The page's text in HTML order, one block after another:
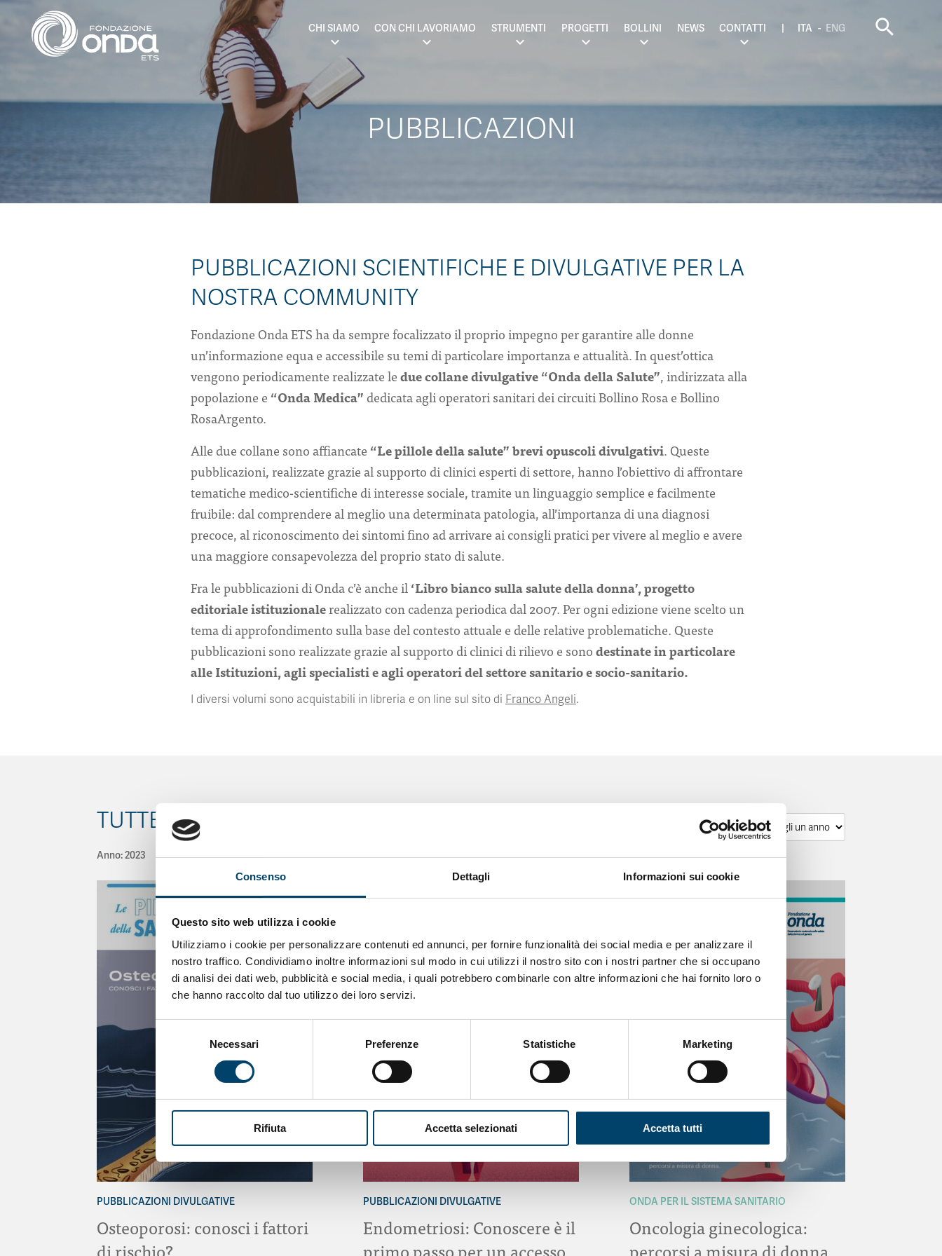
Consenso Dettagli Informazioni sui cookie
Questo sito web utilizza i cookie
Utilizziamo i cookie per personalizzare contenuti ed annunci, per fornire funzionalità dei social media e per analizzare il
nostro traffico. Condividiamo inoltre informazioni sul modo in cui utilizzi il nostro sito con i nostri partner che si occupano
di analisi dei dati web, pubblicità e social media, i quali potrebbero combinarle con altre informazioni che hai fornito loro o
che hanno raccolto dal tuo utilizzo dei loro servizi.
Selezione
Necessari Preferenze Statistiche Marketing
Rifiuta Accetta selezionati Accetta tutti
CHI SIAMO CON CHI LAVORIAMO STRUMENTI PROGETTI BOLLINI NEWS CONTATTI ITA ENG search
PUBBLICAZIONI
PUBBLICAZIONI SCIENTIFICHE E DIVULGATIVE PER LA
NOSTRA COMMUNITY
Fondazione Onda ETS ha da sempre focalizzato il proprio impegno per garantire alle donne
un’informazione equa e accessibile su temi di particolare importanza e attualità. In quest’ottica
vengono periodicamente realizzate ledue collane divulgative “Onda della Salute”, indirizzata alla
popolazione e “Onda Medica” dedicata agli operatori sanitari dei circuiti Bollino Rosa e Bollino
RosaArgento.
Alle due collane sono affiancate “Le pillole della salute” brevi opuscoli divulgativi. Queste
pubblicazioni, realizzate grazie al supporto di clinici esperti di settore, hanno l’obiettivo di affrontare
tematiche medico-scientifiche di interesse sociale, tramite un linguaggio semplice e facilmente
fruibile: dal comprendere al meglio una determinata patologia, all’importanza di una diagnosi
precoce, al riconoscimento dei sintomi fino ad arrivare ai consigli pratici per vivere al meglio e avere
una maggiore consapevolezza del proprio stato di salute.
Fra le pubblicazioni di Onda c’è anche il‘Libro bianco sulla salute della donna’, progetto
editoriale istituzionalerealizzato con cadenza periodica dal 2007. Per ogni edizione viene scelto un
tema di approfondimento sulla base del contesto attuale e delle relative problematiche. Queste
pubblicazioni sono realizzate grazie al supporto di clinici di rilievo e sonodestinate in particolare
alle Istituzioni, agli specialisti e agli operatori del settore sanitario e socio-sanitario.
I diversi volumi sono acquistabili in libreria e on line sul sito di Franco Angeli.
TUTTE LE PUBBLICAZIONI
Anno: 2023
PUBBLICAZIONI DIVULGATIVE
Osteoporosi: conosci i fattori
PUBBLICAZIONI DIVULGATIVE
Endometriosi: Conoscere è il
ONDA PER IL SISTEMA SANITARIO
Oncologia ginecologica: